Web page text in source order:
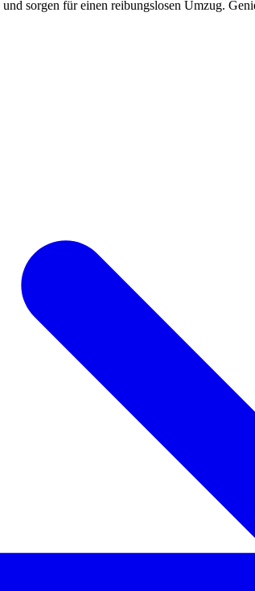
sorgen für einen reibungslosen Umzug.